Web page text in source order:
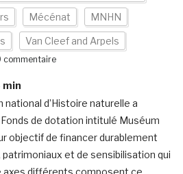
Mécénat MNHN
Van Cleef and Arpels
commentaire
min
national d’Histoire naturelle a
Fonds de dotation intitulé Muséum
objectif de financer durablement
et de sensibilisation qui